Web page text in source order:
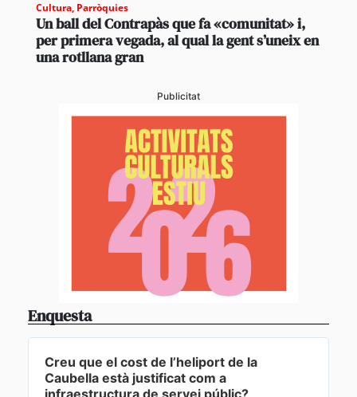
Cultura, Parròquies
Un ball del Contrapàs que fa «comunitat» i,
per primera vegada, al qual la gent s’uneix en
una rotllana gran
Publicitat
Enquesta
Creu que el cost de l’heliport de la
Caubella està justificat com a